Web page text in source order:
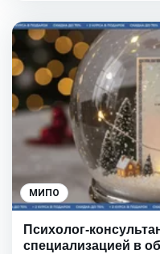
МИПО
Психолог-
специализацией в